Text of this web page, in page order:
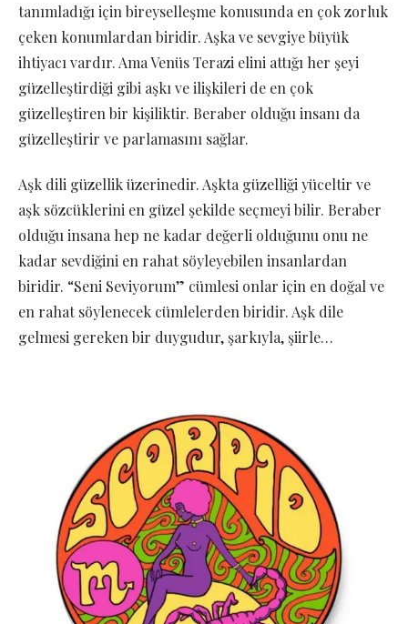
tanımladığı için bireyselleşme konusunda en çok zorluk
çeken konumlardan biridir. Aşka ve sevgiye büyük
ihtiyacı vardır. Ama Venüs Terazi elini attığı her şeyi
güzelleştirdiği gibi aşkı ve ilişkileri de en çok
güzelleştiren bir kişiliktir. Beraber olduğu insanı da
güzelleştirir ve parlamasını sağlar.
Aşk dili güzellik üzerinedir. Aşkta güzelliği yüceltir ve
aşk sözcüklerini en güzel şekilde seçmeyi bilir. Beraber
olduğu insana hep ne kadar değerli olduğunu onu ne
kadar sevdiğini en rahat söyleyebilen insanlardan
biridir. “Seni Seviyorum” cümlesi onlar için en doğal ve
en rahat söylenecek cümlelerden biridir. Aşk dile
gelmesi gereken bir duygudur, şarkıyla, şiirle…